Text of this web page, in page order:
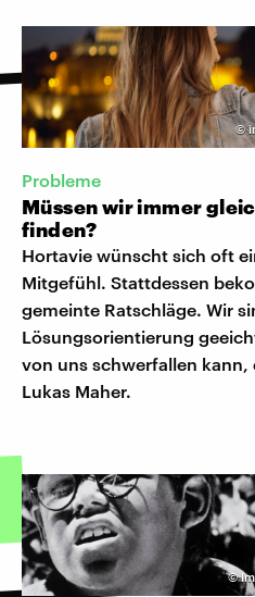
©
Probleme
Müssen wir immer
finden?
Hortavie wünscht sich oft
Mitgefühl. Stattdessen
gemeinte Ratschläge. Wir
Lösungsorientierung
von uns schwerfallen
Lukas Maher.
©